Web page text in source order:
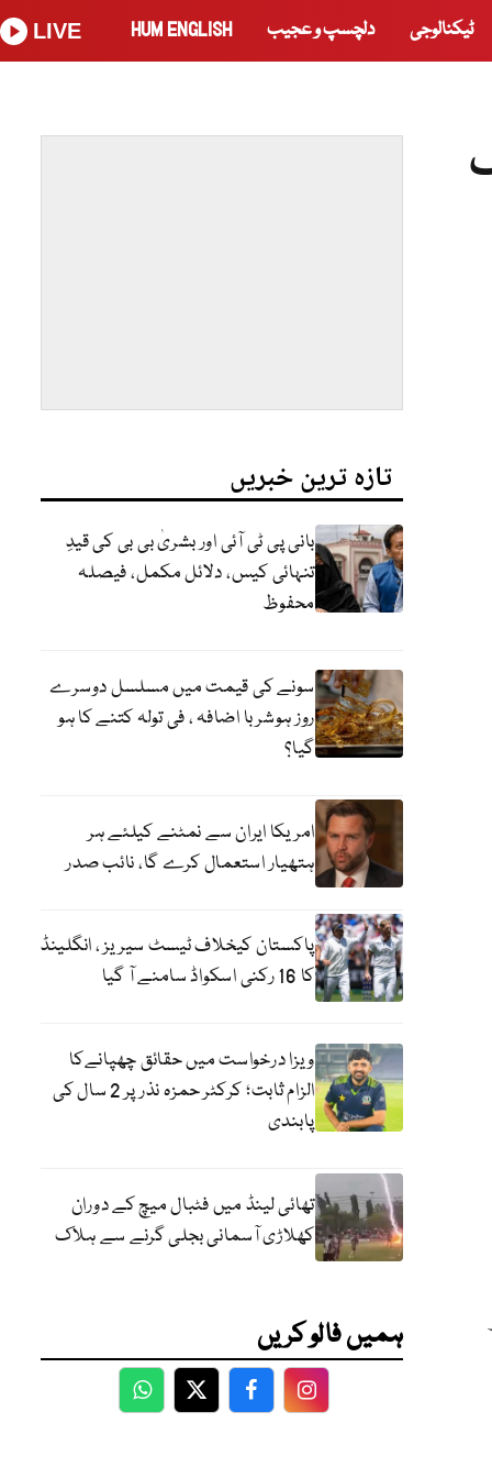
ٹیکنالوجی دلچسپ و عجیب HUM ENGLISH
LIVE
تازہ ترین خبریں
بانی پی ٹی آئی اور بشریٰ بی بی کی قیدِ
تنہائی کیس، دلائل مکمل، فیصلہ
محفوظ
سونے کی قیمت میں مسلسل دوسرے
روز ہوشربا اضافہ ، فی تولہ کتنے کا ہو
گیا؟
امریکا ایران سے نمٹنے کیلئے ہر
ہتھیار استعمال کرے گا، نائب صدر
پاکستان کیخلاف ٹیسٹ سیریز ، انگلینڈ
کا 16 رکنی اسکواڈ سامنے آ گیا
ویزا درخواست میں حقائق چھپانےکا
الزام ثابت؛ کرکٹر حمزہ نذر پر 2 سال کی
پابندی
تھائی لینڈ میں فٹبال میچ کے دوران
کھلاڑی آسمانی بجلی گرنے سے ہلاک
ہمیں فالو کریں
WhatsApp
TwitterFacebookFacebook